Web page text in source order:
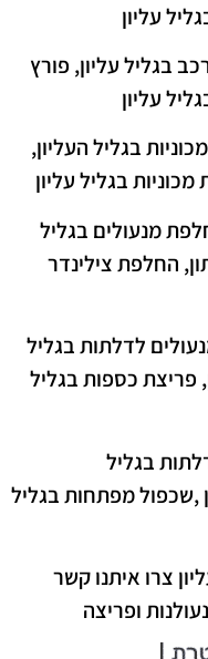
עליון
בגליל עליון, פורץ
עליון
בגליל העליון,
בגליל עליון
מנעולים בגליל
החלפת צילינדר
לדלתות בגליל
פריצת כספות בגליל
בגליל
,שכפול מפתחות בגליל
צרו איתנו קשר
ופריצה